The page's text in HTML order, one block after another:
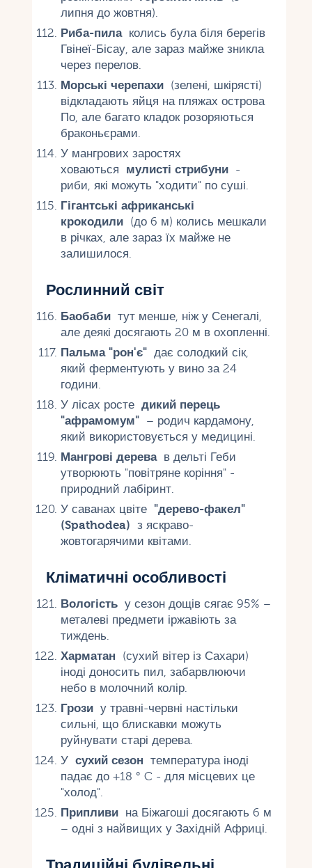
липня до жовтня).
Риба-пилаколись була біля берегів
Гвінеї-Бісау, але зараз майже зникла
через перелов.
Морські черепахи(зелені, шкірясті)
відкладають яйця на пляжах острова
По, але багато кладок розоряються
браконьєрами.
У мангрових заростях
ховаються мулисті стрибуни-
риби, які можуть "ходити" по суші.
Гігантські африканські
крокодили(до 6 м) колись мешкали
в річках, але зараз їх майже не
залишилося.
Рослинний світ
Баобабитут менше, ніж у Сенегалі,
але деякі досягають 20 м в охопленні.
Пальма "рон'є"дає солодкий сік,
який ферментують у вино за 24
години.
У лісах росте дикий перець
"афрамомум"– родич кардамону,
який використовується у медицині.
Мангрові деревав дельті Геби
утворюють "повітряне коріння" -
природний лабіринт.
У саванах цвіте "дерево-факел"
(Spathodea) з яскраво-
жовтогарячими квітами.
Кліматичні особливості
Вологістьу сезон дощів сягає 95% –
металеві предмети іржавіють за
тиждень.
Харматан (сухий вітер із Сахари)
іноді доносить пил, забарвлюючи
небо в молочний колір.
Грозиу травні-червні настільки
сильні, що блискавки можуть
руйнувати старі дерева.
У сухий сезон температура іноді
падає до +18 ° C - для місцевих це
"холод".
Припливина Біжагоші досягають 6 м
– одні з найвищих у Західній Африці.